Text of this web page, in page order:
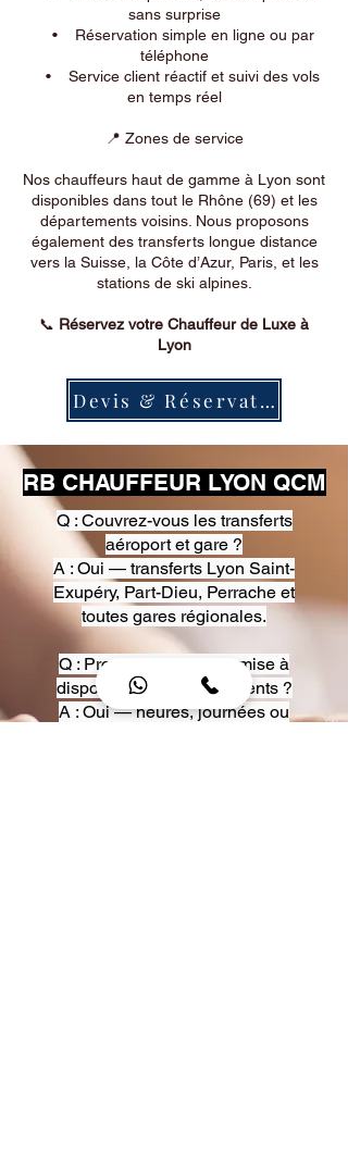
sans surprise
• Réservation simple en ligne ou par
téléphone
• Service client réactif et suivi des vols
en temps réel
📍 Zones de service
Nos chauffeurs haut de gamme à Lyon sont
disponibles dans tout le Rhône (69) et les
départements voisins. Nous proposons
également des transferts longue distance
vers la Suisse, la Côte d’Azur, Paris, et les
stations de ski alpines.
📞 Réservez votre Chauffeur de Luxe à
Lyon
Devis & Réservation
RB CHAUFFEUR LYON QCM
Q : Couvrez-vous les transferts
aéroport et gare ?
A : Oui — transferts Lyon Saint-
Exupéry, Part-Dieu, Perrache et
toutes gares régionales.
Q : Proposez-vous une mise à
disposition pour événements ?
A : Oui — heures, journées ou